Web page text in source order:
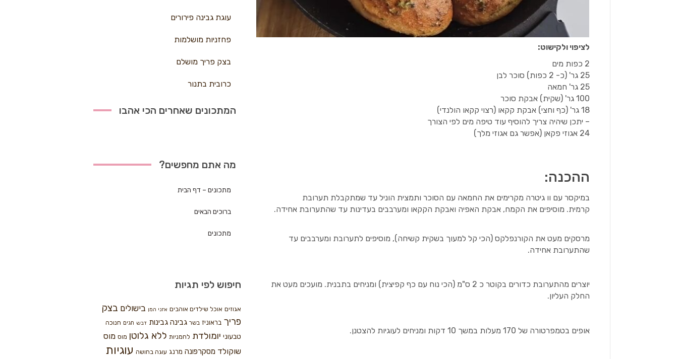
לציפוי ולקישוט:
2 כפות מים
25 גר' (כ- 2 כפות) סוכר לבן
25 גר' חמאה
100 גר' (שקית) אבקת סוכר
18 גר' (כף וחצי) אבקת קקאו (רצוי קקאו הולנדי)
– יתכן שיהיה צריך להוסיף עוד טיפה מים לפי הצורך
24 אגוזי פקאן (אפשר גם אגוזי מלך)
ההכנה:
במיקסר עם וו גיטרה מקרימים את החמאה עם הסוכר ותמצית הוניל עד שמתקבלת תערובת
קרמית. מוסיפים את הקמח, אבקת האפיה ואבקת הקקאו ומערבבים בעדינות עד שהתערובת אחידה.
מרסקים מעט את הקורנפלקס (הכי קל למעוך בשקית קשיחה), מוסיפים לתערובת ומערבבים עד
שהתערובת אחידה.
יוצרים מהתערובת כדורים בקוטר כ 2 ס"מ (הכי נוח עם כף קפיצית) ומניחים בתבנית. מועכים מעט את
החלק העליון.
אופים בטמפרטורה של 170 מעלות במשך 10 דקות ומניחים לעוגיות להצטנן.
עוגת גבינה פירורים
פחזניות מושלמות
בצק פריך מושלם
כרובית בתנור
המתכונים שאחרים הכי אהבו
מה אתם מחפשים?
מתכונים – דף הבית
ברוכים הבאים
מתכונים
חיפוש לפי תגיות
אגוזים אוכל שילדים אוהבים אזני המן בישולים בצק
פריך בראוניז בשר גבינה גבינות דבש חגים חנוכה
טבעוני יומולדת לחמניות ללא גלוטן מוס מוס
שוקולד מסקרפונה מרנג עוגה בחושה עוגיות